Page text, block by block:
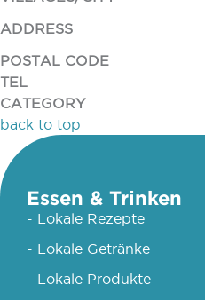
ADDRESS
POSTAL CODE
TEL
CATEGORY
back to top
Essen & Trinken
- Lokale Rezepte
- Lokale Getränke
- Lokale Produkte